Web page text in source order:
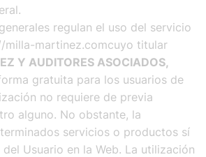
regulan el uso del servicio
milla-martinez.comcuyo titular
Y AUDITORES ASOCIADOS,
gratuita para los usuarios de
no requiere de previa
alguno. No obstante, la
servicios o productos sí
Usuario en la Web. La utilización